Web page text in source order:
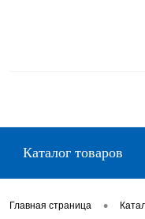
Каталог товаров
Главная страница •